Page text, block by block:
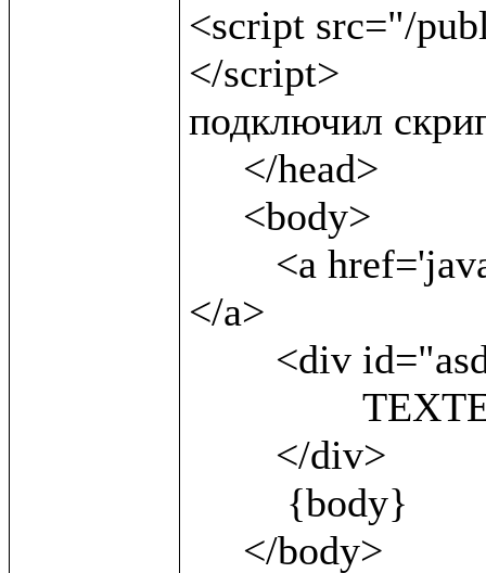
<script src="/
</script>
подключил
</a>